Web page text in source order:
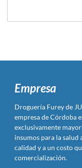
Empresa
Droguería Furey de
empresa de Córdoba
exclusivamente
insumos para la salud
calidad y a un costo
comercialización.